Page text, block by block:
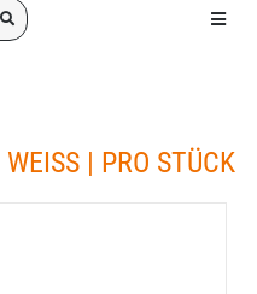
Menü
| PRO STÜCK